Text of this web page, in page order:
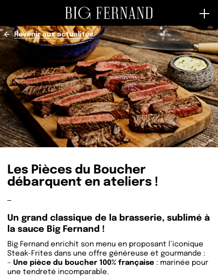
Revenir aux actualités
Les Pièces du Boucher
débarquent en ateliers !
Un grand classique de la brasserie, sublimé à
la sauce Big Fernand !
Big Fernand enrichit son menu en proposant l’iconique
Steak-Frites dans une offre généreuse et gourmande :
– Une pièce du boucher 100% française : marinée pour
une tendreté incomparable.